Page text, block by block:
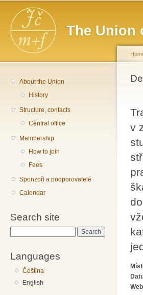
The Union
Main menu
About the Union
History
Structure, contacts
Central office
Membership
How to join
Fees
Sponzoři a podporovatelé
Calendar
Search site
Languages
Čeština
English
v